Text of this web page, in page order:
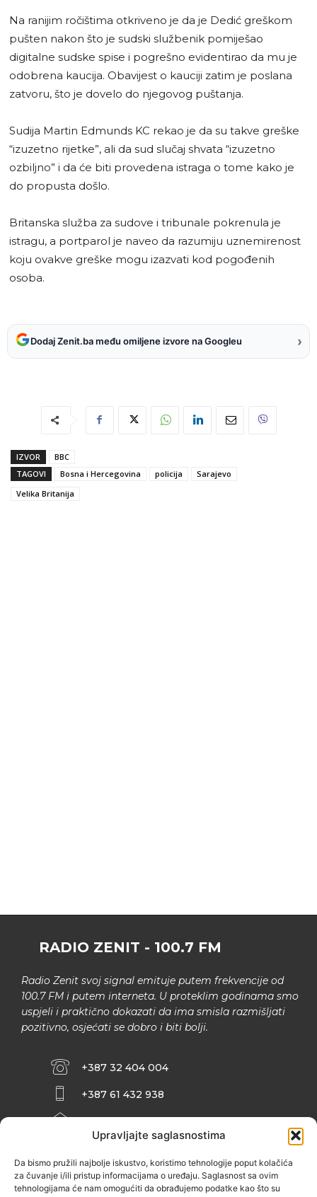
Upravljajte saglasnostima
Da bismo pružili najbolje iskustvo, koristimo tehnologije poput kolačića
za čuvanje i/ili pristup informacijama o uređaju. Saglasnost sa ovim
tehnologijama će nam omogućiti da obrađujemo podatke kao što su
Na ranijim ročištima otkriveno je da je Dedić greškom
pušten nakon što je sudski službenik pomiješao
digitalne sudske spise i pogrešno evidentirao da mu je
odobrena kaucija. Obavijest o kauciji zatim je poslana
zatvoru, što je dovelo do njegovog puštanja.
Sudija Martin Edmunds KC rekao je da su takve greške
“izuzetno rijetke”, ali da sud slučaj shvata “izuzetno
ozbiljno” i da će biti provedena istraga o tome kako je
do propusta došlo.
Britanska služba za sudove i tribunale pokrenula je
istragu, a portparol je naveo da razumiju uznemirenost
koju ovakve greške mogu izazvati kod pogođenih
osoba.
Dodaj Zenit.ba među omiljene izvore na Googleu ›
IZVOR
BBC
TAGOVI
Bosna i Hercegovina policija
Sarajevo
Velika Britanija
RADIO ZENIT - 100.7 FM
Radio Zenit svoj signal emituje putem frekvencije od
100.7 FM i putem interneta. U proteklim godinama smo
uspjeli i praktično dokazati da ima smisla razmišljati
pozitivno, osjećati se dobro i biti bolji.
+387 32 404 004
+387 61 432 938
INFO@ZENIT.BA
ZENIČANKA, 3. SPRAT), 72000 ZENICA